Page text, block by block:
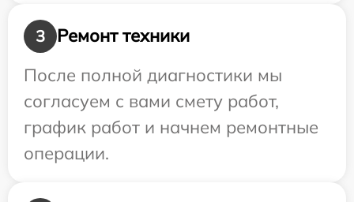
3
Ремонт техники
После полной диагностики мы
согласуем с вами смету работ,
график работ и начнем ремонтные
операции.